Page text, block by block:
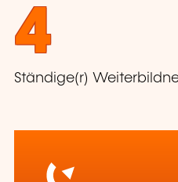
4
Ständige(r)